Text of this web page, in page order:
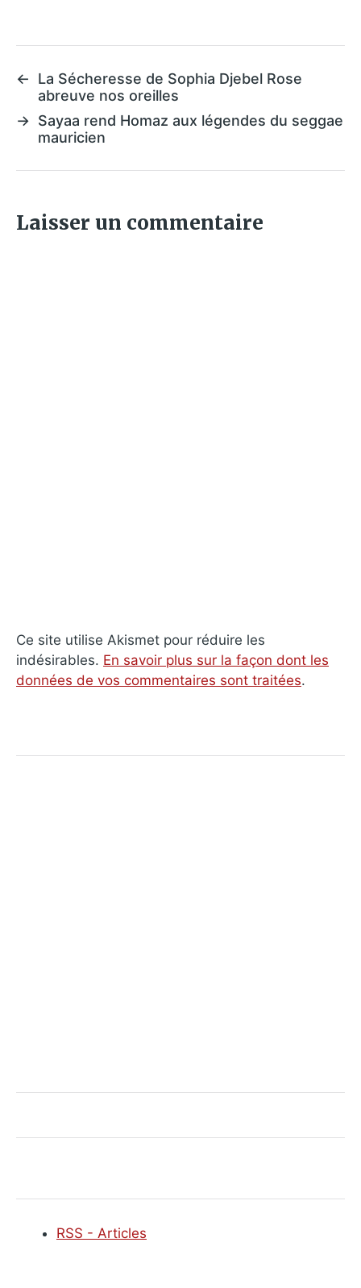
←
La Sécheresse de Sophia Djebel Rose
abreuve nos oreilles
→ Sayaa rend Homaz aux légendes du seggae
mauricien
Laisser un commentaire
Ce site utilise Akismet pour réduire les
indésirables. En savoir plus sur la façon dont les
données de vos commentaires sont traitées.
RSS - Articles